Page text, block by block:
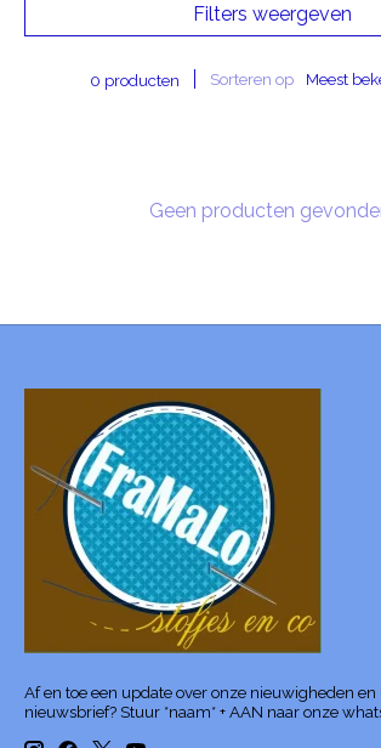
Filters weergeven
0 producten Sorteren op Meest
Geen producten
Af en toe een update over onze nieuwigheden en
nieuwsbrief? Stuur *naam* + AAN naar onze